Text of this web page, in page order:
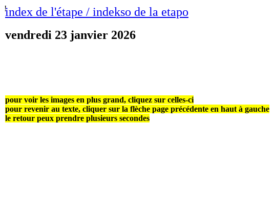
!index de l'étape / indekso de la etapo
vendredi 23 janvier 2026
pour voir les images en plus grand, cliquez sur celles-ci
pour revenir au texte, cliquer sur la flèche page précédente en haut à gauche
le retour peux prendre plusieurs secondes